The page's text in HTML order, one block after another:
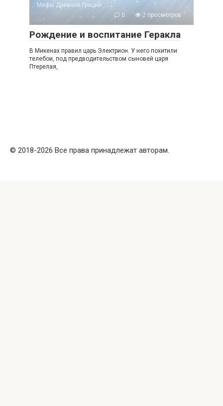
Мифы Древней Греции
0
2 просмотров
Рождение и воспитание Геракла
В Микенах правил царь Электрион. У него похитили
телебои, под предводительством сыновей царя
Птерелая,
© 2018-2026 Все права принадлежат авторам.